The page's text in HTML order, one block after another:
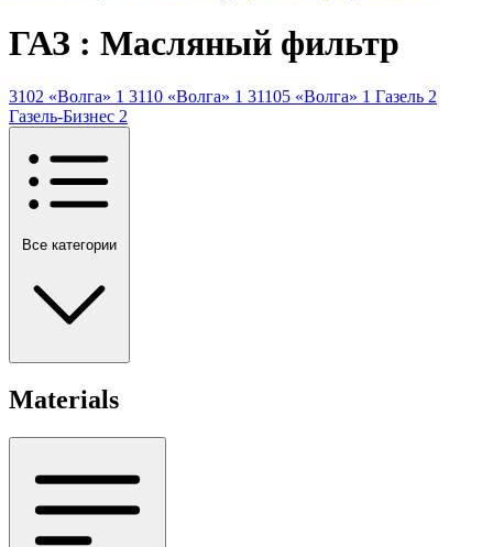
ГАЗ : Масляный фильтр
3102 «Волга» 1 3110 «Волга» 1 31105 «Волга» 1 Газель 2
Газель-Бизнес 2
Все категории
Materials